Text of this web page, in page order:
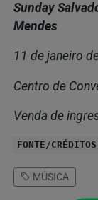
Sunday
Mendes
11 de janeiro
Centro de
Venda de
FONTE/
MÚSICA